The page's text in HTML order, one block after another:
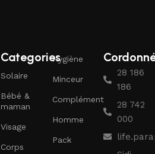
Categories
Solaire
Bébé &
maman
Visage
Corps
Hygiène
Minceur
Complément
Homme
Pack
28 186
186
28 742
000